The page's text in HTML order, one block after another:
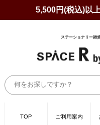
5,500円(税込)以
ステーショナリー雑
TOP ご利用案内